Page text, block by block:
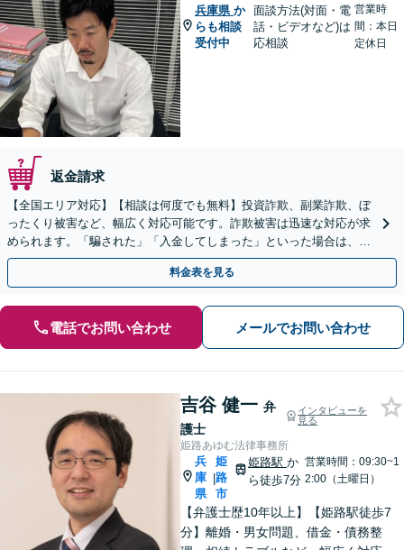
兵庫県 か
らも相談
受付中
面談方法(対面・電
話・ビデオなど)は
応相談
営業時
間：本日
定休日
返金請求
【全国エリア対応】【相談は何度でも無料】投資詐欺、副業詐欺、ぼ
ったくり被害など、幅広く対応可能です。詐欺被害は迅速な対応が求
められます。「騙された」「入金してしまった」といった場合は、お
早めにご相談ください。【電話・メール・WEB相談可】
料金表を見る
電話でお問い合わせ メールでお問い合わせ
吉谷 健一 弁
護士
インタビューを
見る
姫路あゆむ法律事務所
兵
庫
県
|
姫
路
市
姫路駅 か
ら徒歩7分
営業時間：09:30~1
2:00（土曜日）
【弁護士歴10年以上】【姫路駅徒歩7
分】離婚・男女問題、借金・債務整